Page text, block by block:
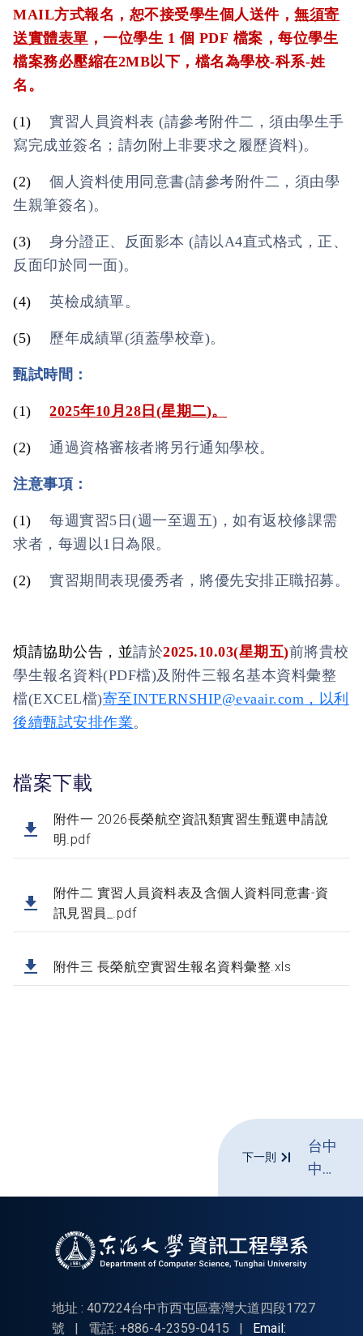
MAIL方式報名 ， 恕不接受學生個人送件，無須寄
送實體表單 ，一位學生 1 個 PDF 檔案，每位學生
檔案務必壓縮在2MB以下，檔名為學校-科系-姓
名 。
(1) 實習人員資料表 (請參考附件二 ， 須由學生手
寫完成並簽名；請勿附上非要求之履歷資料)。
(2) 個人資料使用同意書(請參考附件二 ， 須由學
生親筆簽名 )。
(3) 身分證正、反面影本 (請以 A4直式格式，正、
反面印於同一面)。
(4) 英檢成績單。
(5) 歷年成績單(須蓋學校章)。
甄試時間：
(1) 2025年10 月28 日 (星期二)。
(2) 通過資格審核者將另行通知學校。
注意事項：
(1) 每週實習5 日(週一至週五) ，如有返校修課需
求者，每週以1 日為限。
(2) 實習期間表現優秀者，將優先安排正職招募。
煩請協助公告 ，並請於2025.10.03(星期五)前將貴校
學生報名資料(PDF檔)及附件三報名基本資料彙整
檔(EXCEL檔)寄至INTERNSHIP@evaair.com ，以利
後續甄試安排作業。
檔案下載
附件一 2026長榮航空資訊類實習生甄選申請說
明.pdf
附件二 實習人員資料表及含個人資料同意書-資
訊見習員_.pdf
附件三 長榮航空實習生報名資料彙整.xls
下一則
台中
中區
金
地址 : 407224台中市西屯區臺灣大道四段1727
號
| 電話: +886-4-2359-0415 | Email: